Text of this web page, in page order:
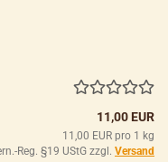
11,00 EUR
11,00 EUR pro 1 kg
Reg. §19 UStG zzgl. Versand